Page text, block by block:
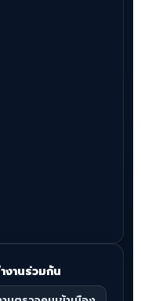
งานร่วมกัน